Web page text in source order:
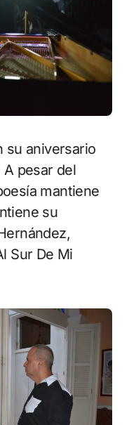
su aniversario
pesar del
mantiene
su
Sur De Mi